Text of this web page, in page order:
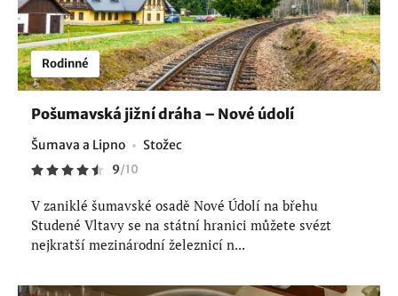
Rodinné
Pošumavská jižní dráha – Nové údolí
Šumava a Lipno Stožec
9/10
V zaniklé šumavské osadě Nové Údolí na břehu
Studené Vltavy se na státní hranici můžete svézt
nejkratší mezinárodní železnicí n...